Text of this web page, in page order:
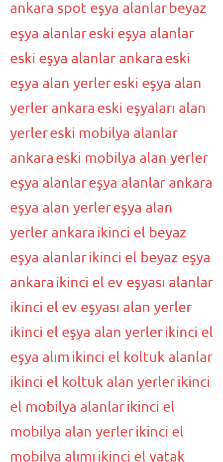
ankara spot eşya alanlarbeyaz
eşya alanlareski eşya alanlar
eski eşya alanlar ankara eski
eşya alan yerlereski eşya alan
yerler ankara eski eşyaları alan
yerlereski mobilya alanlar
ankara eski mobilya alan yerler
eşya alanlareşya alanlar ankara
eşya alan yerlereşya alan
yerler ankara ikinci el beyaz
eşya alanlarikinci el beyaz eşya
ankara ikinci el ev eşyası alanlar
ikinci el ev eşyası alan yerler
ikinci el eşya alan yerlerikinci el
eşya alım ikinci el koltuk alanlar
ikinci el koltuk alan yerlerikinci
el mobilya alanlarikinci el
mobilya alan yerlerikinci el
mobilya alımı ikinci el yatak